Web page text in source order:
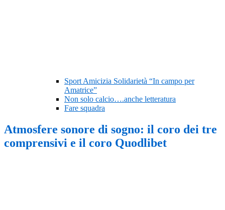
Sport Amicizia Solidarietà “In campo per
Amatrice”
Non solo calcio….anche letteratura
Fare squadra
Atmosfere sonore di sogno: il coro dei tre
comprensivi e il coro Quodlibet